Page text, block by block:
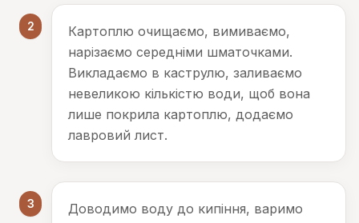
2
Картоплю очищаємо, вимиваємо,
нарізаємо середніми шматочками.
Викладаємо в каструлю, заливаємо
невеликою кількістю води, щоб вона
лише покрила картоплю, додаємо
лавровий лист.
3
Доводимо воду до кипіння, варимо